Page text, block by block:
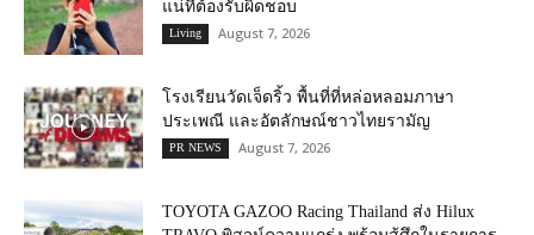
แน่ที่ต้องรับผิดชอบ
Living August 7, 2026
โรงเรียนวัดเจ็ดริ้ว พื้นที่ที่หล่อหลอมภาษา
ประเพณี และอัตลักษณ์ชาวไทยรามัญ
PR NEWS August 7, 2026
TOYOTA GAZOO Racing Thailand ส่ง Hilux